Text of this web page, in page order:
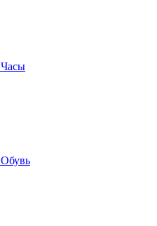
Часы
Обувь